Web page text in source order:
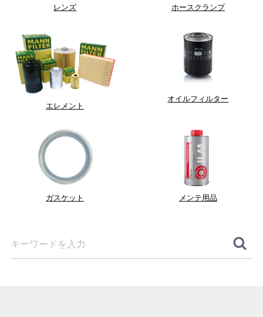
レンズ ホースクランプ
エレメント
オイルフィルター
ガスケット メンテ用品